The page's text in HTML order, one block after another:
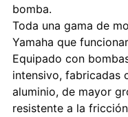
bomba.
Toda una gama de
Yamaha que
Equipado con
intensivo, fabricadas
aluminio, de mayor
resistente a la